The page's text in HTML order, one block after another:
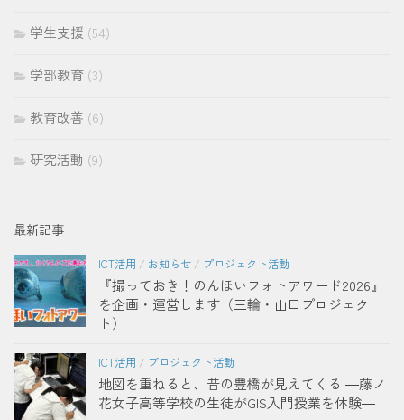
学生支援 (54)
学部教育 (3)
教育改善 (6)
研究活動 (9)
最新記事
ICT活用 / お知らせ / プロジェクト活動
『撮っておき！のんほいフォトアワード2026』
を企画・運営します（三輪・山口プロジェク
ト）
ICT活用 / プロジェクト活動
地図を重ねると、昔の豊橋が見えてくる ―藤ノ
花女子高等学校の生徒がGIS入門授業を体験―